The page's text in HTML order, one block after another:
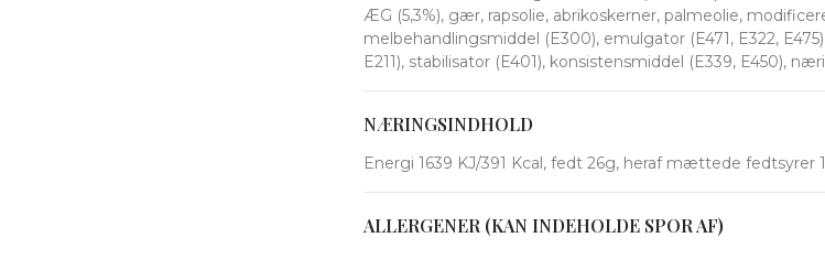
ÆG (5,3%), gær, rapsolie, abrikoskerner, palmeolie,
melbehandlingsmiddel (E300), emulgator (E471, E322,
E211), stabilisator (E401), konsistensmiddel (E339, E450),
NÆRINGSINDHOLD
Energi 1639 KJ/391 Kcal, fedt 26g, heraf mættede fedtsyrer
ALLERGENER (KAN INDEHOLDE SPOR AF)